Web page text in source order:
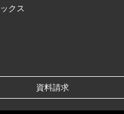
クス
資料請求